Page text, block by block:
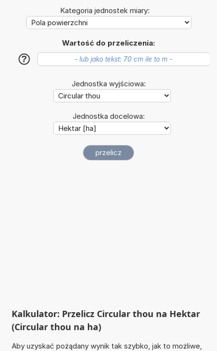
Kategoria jednostek miary:
Wartość do przeliczenia:
?
Jednostka wyjściowa:
Jednostka docelowa:
Kalkulator: Przelicz Circular thou na Hektar
(Circular thou na ha)
Aby uzyskać pożądany wynik tak szybko, jak to możliwe,